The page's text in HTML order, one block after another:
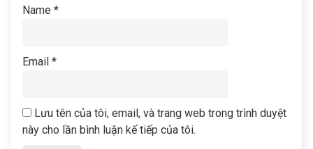
Name *
Email *
Lưu tên của tôi, email, và trang web trong trình duyệt
này cho lần bình luận kế tiếp của tôi.